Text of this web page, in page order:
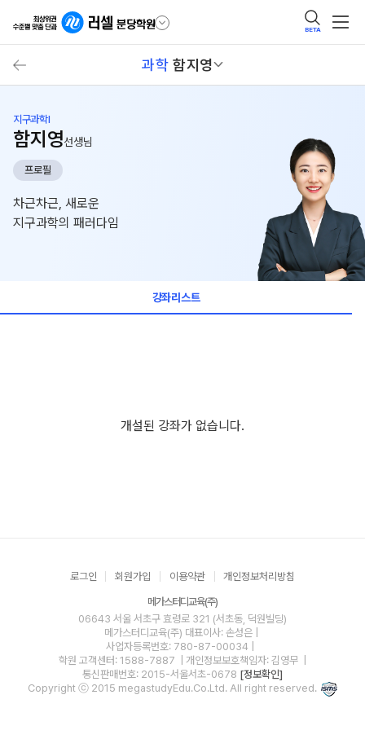
BETA
과학 함지영
지구과학I
함지영선생님
프로필
차근차근, 새로운
지구과학의 패러다임
강좌리스트
개설된 강좌가 없습니다.
로그인 회원가입 이용약관 개인정보처리방침
메가스터디교육(주)
06643 서울 서초구 효령로 321 (서초동, 덕원빌딩)
메가스터디교육(주) 대표이사: 손성은 |
사업자등록번호: 780-87-00034
학원 고객센터: 1588-7887
| 개인정보보호책임자: 김영무
통신판매번호: 2015-서울서초-0678 [정보확인]
Copyright ⓒ 2015 megastudyEdu.Co.Ltd. All right reserved.